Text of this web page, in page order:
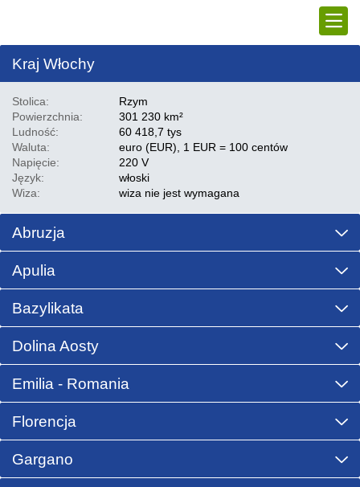
Kraj Włochy
Stolica:
Rzym
Powierzchnia:
301 230 km²
Ludność:
60 418,7 tys
Waluta:
euro (EUR), 1 EUR = 100 centów
Napięcie:
220 V
Język:
włoski
Wiza:
wiza nie jest wymagana
Abruzja
Apulia
Bazylikata
Dolina Aosty
Emilia - Romania
Florencja
Gargano